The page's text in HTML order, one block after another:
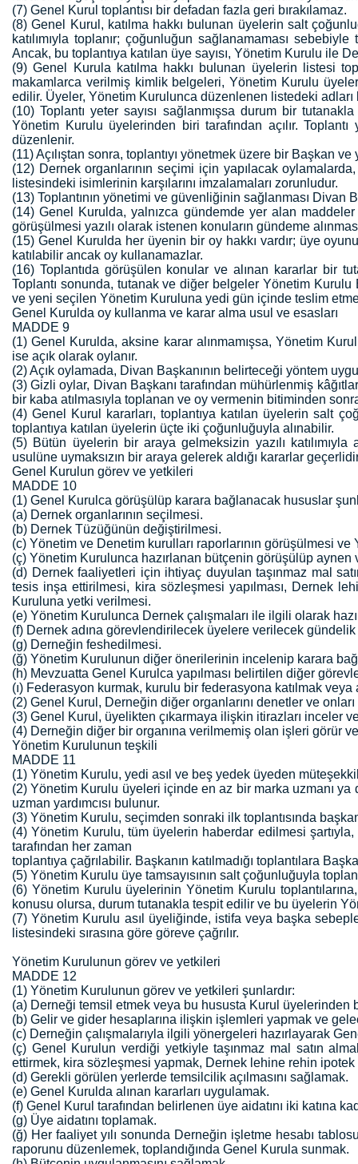
(7) Genel Kurul toplantısı bir defadan fazla geri bırakılamaz.
(8) Genel Kurul, katılma hakkı bulunan üyelerin salt
katılımıyla toplanır; çoğunluğun sağlanamaması
Ancak, bu toplantıya katılan üye sayısı, Yönetim Kurulu ile
(9) Genel Kurula katılma hakkı bulunan üyelerin listesi
makamlarca verilmiş kimlik belgeleri, Yönetim Kurulu
edilir. Üyeler, Yönetim Kurulunca düzenlenen listedeki adları
(10) Toplantı yeter sayısı sağlanmışsa durum bir
Yönetim Kurulu üyelerinden biri tarafından açılır.
düzenlenir.
(11) Açılıştan sonra, toplantıyı yönetmek üzere bir Başkan
(12) Dernek organlarının seçimi için yapılacak
listesindeki isimlerinin karşılarını imzalamaları zorunludur.
(13) Toplantının yönetimi ve güvenliğinin sağlanması Divan
(14) Genel Kurulda, yalnızca gündemde yer alan
görüşülmesi yazılı olarak istenen konuların gündeme
(15) Genel Kurulda her üyenin bir oy hakkı vardır; üye
katılabilir ancak oy kullanamazlar.
(16) Toplantıda görüşülen konular ve alınan kararlar bir
Toplantı sonunda, tutanak ve diğer belgeler Yönetim
ve yeni seçilen Yönetim Kuruluna yedi gün içinde teslim
Genel Kurulda oy kullanma ve karar alma usul ve esasları
MADDE 9
(1) Genel Kurulda, aksine karar alınmamışsa, Yönetim
ise açık olarak oylanır.
(2) Açık oylamada, Divan Başkanının belirteceği yöntem
(3) Gizli oylar, Divan Başkanı tarafından mühürlenmiş
bir kaba atılmasıyla toplanan ve oy vermenin bitiminden
(4) Genel Kurul kararları, toplantıya katılan üyelerin salt
toplantıya katılan üyelerin üçte iki çoğunluğuyla alınabilir.
(5) Bütün üyelerin bir araya gelmeksizin yazılı
usulüne uymaksızın bir araya gelerek aldığı kararlar
Genel Kurulun görev ve yetkileri
MADDE 10
(1) Genel Kurulca görüşülüp karara bağlanacak hususlar
(a) Dernek organlarının seçilmesi.
(b) Dernek Tüzüğünün değiştirilmesi.
(c) Yönetim ve Denetim kurulları raporlarının görüşülmesi ve
(ç) Yönetim Kurulunca hazırlanan bütçenin görüşülüp
(d) Dernek faaliyetleri için ihtiyaç duyulan taşınmaz mal
tesis inşa ettirilmesi, kira sözleşmesi yapılması, Dernek
Kuruluna yetki verilmesi.
(e) Yönetim Kurulunca Dernek çalışmaları ile ilgili olarak
(f) Dernek adına görevlendirilecek üyelere verilecek
(g) Derneğin feshedilmesi.
(ğ) Yönetim Kurulunun diğer önerilerinin incelenip karara
(h) Mevzuatta Genel Kurulca yapılması belirtilen diğer
(ı) Federasyon kurmak, kurulu bir federasyona katılmak veya
(2) Genel Kurul, Derneğin diğer organlarını denetler ve
(3) Genel Kurul, üyelikten çıkarmaya ilişkin itirazları inceler
(4) Derneğin diğer bir organına verilmemiş olan işleri görür
Yönetim Kurulunun teşkili
MADDE 11
(1) Yönetim Kurulu, yedi asıl ve beş yedek üyeden
(2) Yönetim Kurulu üyeleri içinde en az bir marka uzmanı ya
uzman yardımcısı bulunur.
(3) Yönetim Kurulu, seçimden sonraki ilk toplantısında
(4) Yönetim Kurulu, tüm üyelerin haberdar edilmesi
tarafından her zaman
toplantıya çağrılabilir. Başkanın katılmadığı toplantılara
(5) Yönetim Kurulu üye tamsayısının salt çoğunluğuyla
(6) Yönetim Kurulu üyelerinin Yönetim Kurulu
konusu olursa, durum tutanakla tespit edilir ve bu üyelerin
(7) Yönetim Kurulu asıl üyeliğinde, istifa veya başka
listesindeki sırasına göre göreve çağrılır.
Yönetim Kurulunun görev ve yetkileri
MADDE 12
(1) Yönetim Kurulunun görev ve yetkileri şunlardır:
(a) Derneği temsil etmek veya bu hususta Kurul üyelerinden
(b) Gelir ve gider hesaplarına ilişkin işlemleri yapmak ve
(c) Derneğin çalışmalarıyla ilgili yönergeleri hazırlayarak
(ç) Genel Kurulun verdiği yetkiyle taşınmaz mal satın
ettirmek, kira sözleşmesi yapmak, Dernek lehine rehin
(d) Gerekli görülen yerlerde temsilcilik açılmasını sağlamak.
(e) Genel Kurulda alınan kararları uygulamak.
(f) Genel Kurul tarafından belirlenen üye aidatını iki katına
(g) Üye aidatını toplamak.
(ğ) Her faaliyet yılı sonunda Derneğin işletme hesabı
raporunu düzenlemek, toplandığında Genel Kurula sunmak.